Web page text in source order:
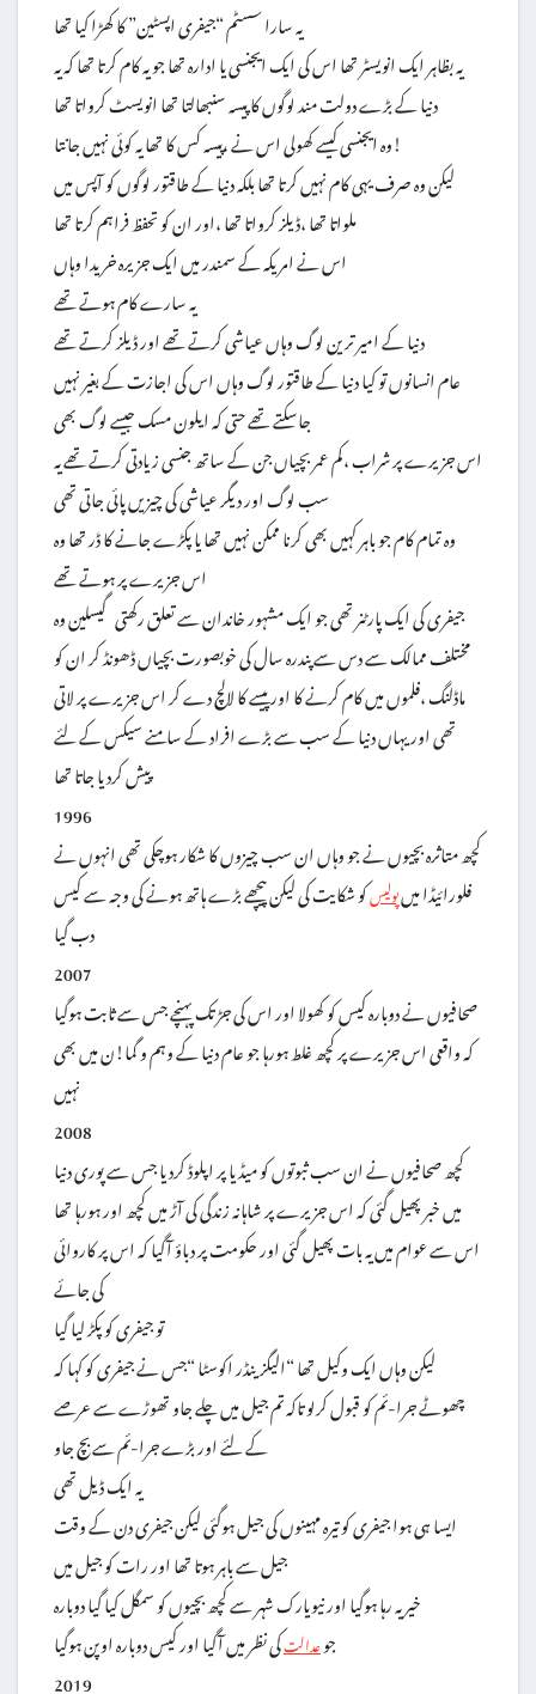
یہ سارا سسٹم “جیفری اپسٹین” کا کھڑا کیا تھا
یہ بظاہر ایک انویسٹر تھا اس کی ایک ایجنسی یا ادارہ تھا جو یہ کام کرتا تھا کہ یہ
دنیا کے بڑے دولت مند لوگوں کا پیسہ سنبھالتا تھا انویسٹ کرواتا تھا
وہ ایجنسی کیسے کھولی اس نے ،پیسہ کس کا تھا یہ کوئی نہیں جانتا!
لیکن وہ صرف یہی کام نہیں کرتا تھا بلکہ دنیا کے طاقتور لوگوں کو آپس میں
ملواتا تھا ،ڈیلز کرواتا تھا ،اور ان کو تحفظ فراہم کرتا تھا
اس نے امریکہ کے سمندر میں ایک جزیرہ خریدا وہاں
یہ سارے کام ہوتے تھے
دنیا کے امیر ترین لوگ وہاں عیاشی کرتے تھے اور ڈیلز کرتے تھے
عام انسانوں تو کیا دنیا کے طاقتور لوگ وہاں اس کی اجازت کے بغیر نہیں
جاسکتے تھے حتی کہ ایلون مسک جیسے لوگ بھی
اس جزیرے پر شراب ،کم عمر بچیاں جن کے ساتھ جنسی زیادتی کرتے تھے یہ
سب لوگ اور دیگر عیاشی کی چیزیں پائی جاتی تھی
وہ تمام کام جو باہر کہیں بھی کرنا ممکن نہیں تھا یا پکڑے جانے کا ڈر تھا وہ
اس جزیرے پر ہوتے تھے
جیفری کی ایک پارٹنر تھی جو ایک مشہور خاندان سے تعلق رکھتی گیسلین وہ
مختلف ممالک سے دس سے پندرہ سال کی خوبصورت بچیاں ڈھونڈ کر ان کو
ماڈلنگ ،فلموں میں کام کرنے کا اور پیسے کا لالچ دے کر اس جزیرے پر لاتی
تھی اور یہاں دنیا کے سب سے بڑے افراد کے سامنے سیکس کے لئے
پیش کردیا جاتا تھا
1996
کچھ متاثرہ بچیوں نے جو وہاں ان سب چیزوں کا شکار ہوچکی تھی انہوں نے
فلورائیڈا میںپولیسکو شکایت کی لیکن پیچھے بڑے ہاتھ ہونے کی وجہ سے کیس
دب گیا
2007
صحافیوں نے دوبارہ کیس کو کھولا اور اس کی جڑ تک پہنچے جس سے ثابت ہوگیا
کہ واقعی اس جزیرے پر کچھ غلط ہورہا جو عام دنیا کے وہم و گما!ن میں بھی
نہیں
2008
کچھ صحافیوں نے ان سب ثبوتوں کو میڈیا پر اپلوڈ کردیا جس سے پوری دنیا
میں خبر پھیل گئی کہ اس جزیرے پر شاہانہ زندگی کی آڑ میں کچھ اور ہورہا تھا
اس سے عوام میں یہ بات پھیل گئی اور حکومت پر دباؤ آگیا کہ اس پر کاروائی
کی جائے
تو جیفری کو پکڑ لیا گیا
لیکن وہاں ایک وکیل تھا “الیگزینڈر اکوسٹا “جس نے جیفری کو کہا کہ
چھوٹے جرا-ئم کو قبول کرلو تاکہ تم جیل میں چلے جاو تھوڑے سے عرصے
کے لئے اور بڑے جرا-ئم سے بچ جاو
یہ ایک ڈیل تھی
ایسا ہی ہوا جیفری کو تیرہ مہینوں کی جیل ہوگئی لیکن جیفری دن کے وقت
جیل سے باہر ہوتا تھا اور رات کو جیل میں
خیر یہ رہا ہوگیا اور نیویارک شہر سے کچھ بچیوں کو سمگل کیا گیا دوبارہ
جوعدالتکی نظر میں آگیا اور کیس دوبارہ اوپن ہوگیا
2019